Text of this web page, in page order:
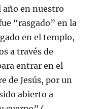
año en nuestro
“rasgado” en la
en el templo,
a través de
entrar en el
de Jesús, por un
abierto a